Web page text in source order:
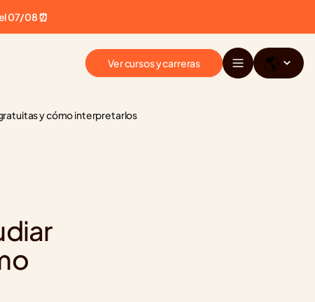
07/08 ⏰
Ver cursos y carreras 🌎
y cómo interpretarlos